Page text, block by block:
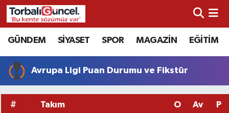
GÜNDEM SİYASET SPOR MAGAZİN EĞİTİM
Avrupa Ligi Puan Durumu ve Fikstür
# Takım O Av P
İzmir Nöbetçi Eczaneler